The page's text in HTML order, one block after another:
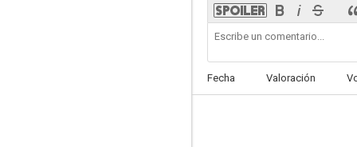
Fecha Valoración